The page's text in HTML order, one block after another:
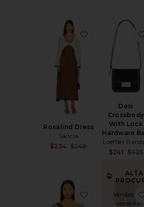
Rosalind Dress
Sancia
Sale price:
$234
Previous price:
$248
Desi
Crossbody
With Lock
Hardware
Loeffler
$241 $325
favoritoTOP
ALTA
Vendido
vezes nas